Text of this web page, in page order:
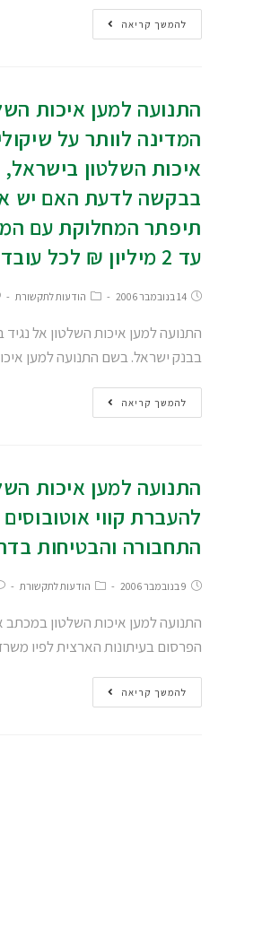
להמשך קריאה
התנועה למען איכות
המדינה לוותר על
איכות השלטון
בבקשה לדעת האם יש
תיפתר המחלוקת עם
עד 2 מיליון ₪ לכל עובד
14 בנובמבר 2006 הודעות לתקשורת
התנועה למען איכות השלטון אל
בבנק ישראל. בשם התנועה למען
להמשך קריאה
התנועה למען איכות
להעברת קווי
התחבורה והבטיחות
9 בנובמבר 2006 הודעות לתקשורת
התנועה למען איכות השלטון
הפרסום בעיתונות הארצית לפיו
להמשך קריאה